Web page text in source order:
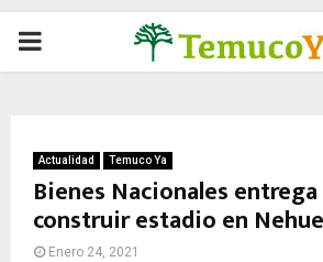
P
M
Actualidad Temuco Ya
Bienes Nacionales
construir estadio en
Enero 24, 2021